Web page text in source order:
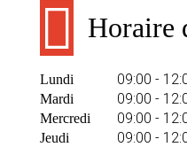
Horaire
Lundi 09:00 -
Mardi 09:00 -
Mercredi 09:00 -
Jeudi 09:00 -